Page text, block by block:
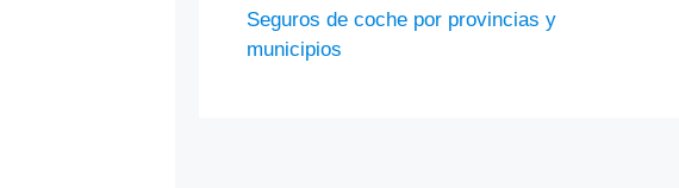
Seguros de coche por provincias y
municipios